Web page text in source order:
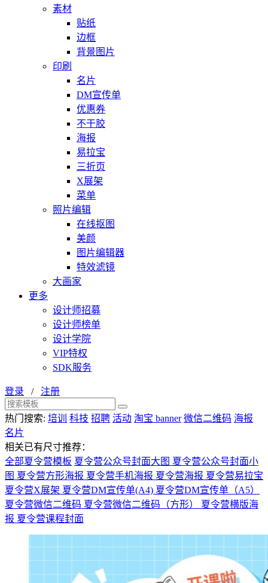
素材
贴纸
边框
背景图片
印刷
名片
DM宣传单
优惠券
不干胶
海报
易拉宝
三折页
X展架
菜单
照片编辑
在线抠图
美颜
图片编辑器
特效滤镜
大画家
更多
设计师招募
设计师榜单
设计学院
VIP特权
SDK服务
登录 / 注册
热门搜索: 培训 科技 招聘 活动 淘宝 banner 微信二维码 海报
名片
相关已有尺寸推荐：
全部夏令营模板 夏令营公众号封面大图 夏令营公众号封面小
图 夏令营方形海报 夏令营手机海报 夏令营海报 夏令营易拉宝
夏令营X展架 夏令营DM宣传单(A4) 夏令营DM宣传单（A5）
夏令营微信二维码 夏令营微信二维码（方形） 夏令营横版海
报 夏令营课程封面